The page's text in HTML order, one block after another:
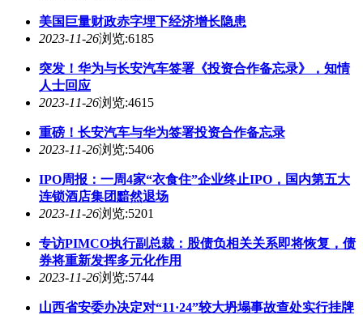
美国巨量财政赤字埋下经济增长隐患
2023-11-26浏览:6185
突发！华为与长安汽车签署《投资合作备忘录》，知情
人士回应
2023-11-26浏览:4615
重磅！长安汽车与华为签署投资合作备忘录
2023-11-26浏览:5406
IPO周报：一周4家“衣食住”企业终止IPO，国内第五大
连锁酒店集团黯然退场
2023-11-26浏览:5201
专访PIMCO执行副总裁：股债负相关关系即将恢复，债
券将重新发挥多元化作用
2023-11-26浏览:5744
山西省安委办决定对“11·24”较大坍塌事故查处实行挂牌